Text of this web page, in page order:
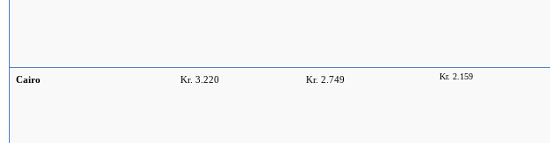
Cairo Kr. 3.220 Kr. 2.749 Kr. 2.159